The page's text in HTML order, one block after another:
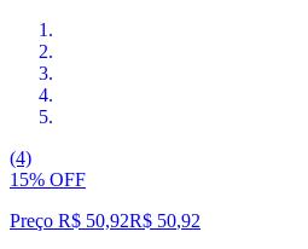
(4)
15% OFF
Preço R$ 50,92R$ 50,92